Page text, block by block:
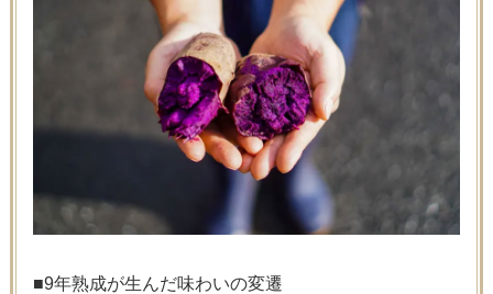
■9年熟成が生んだ味わいの変遷